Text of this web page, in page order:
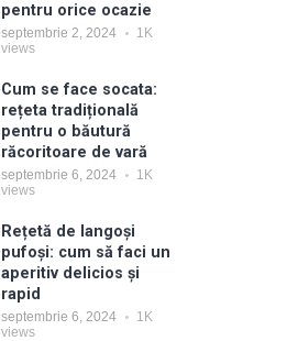
pentru orice ocazie
septembrie 2, 2024
1K
views
Cum se face socata:
rețeta tradițională
pentru o băutură
răcoritoare de vară
septembrie 6, 2024
1K
views
Rețetă de langoși
pufoși: cum să faci un
aperitiv delicios și
rapid
septembrie 6, 2024
1K
views